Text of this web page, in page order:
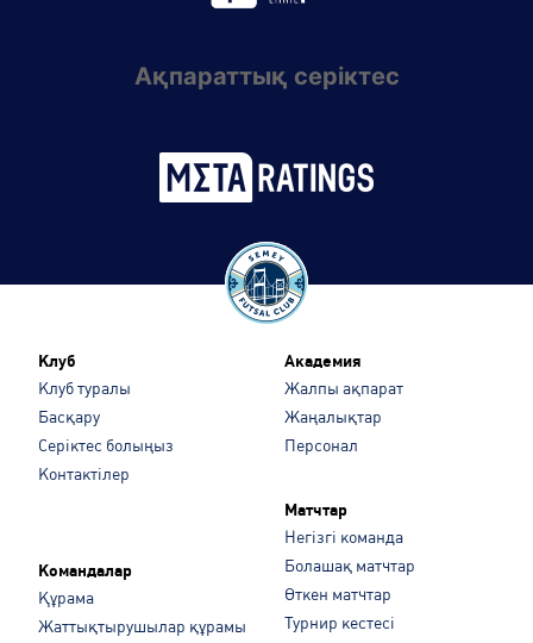
Ақпараттық серіктес
Клуб
Клуб туралы
Басқару
Серіктес болыңыз
Контактілер
Командалар
Құрама
Жаттықтырушылар құрамы
Академия
Жалпы ақпарат
Жаңалықтар
Персонал
Матчтар
Негізгі команда
Болашақ матчтар
Өткен матчтар
Турнир кестесі